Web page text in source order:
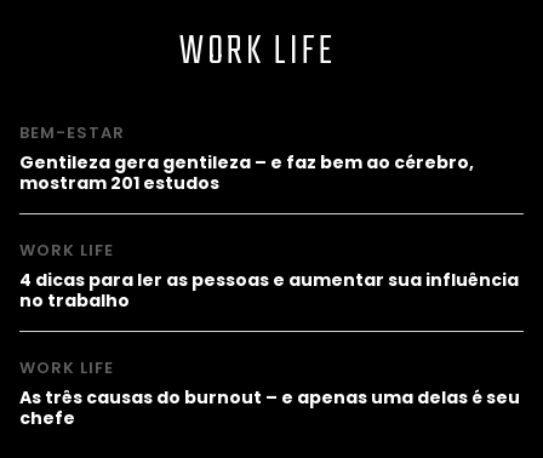
WORK LIFE
BEM-ESTAR
Gentileza gera gentileza – e faz bem ao cérebro,
mostram 201 estudos
WORK LIFE
4 dicas para ler as pessoas e aumentar sua influência
no trabalho
WORK LIFE
As três causas do burnout – e apenas uma delas é seu
chefe